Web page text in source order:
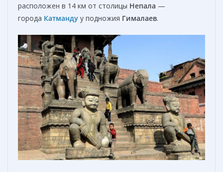
расположен в 14 км от столицы Непала —
города Катманду у подножия Гималаев.